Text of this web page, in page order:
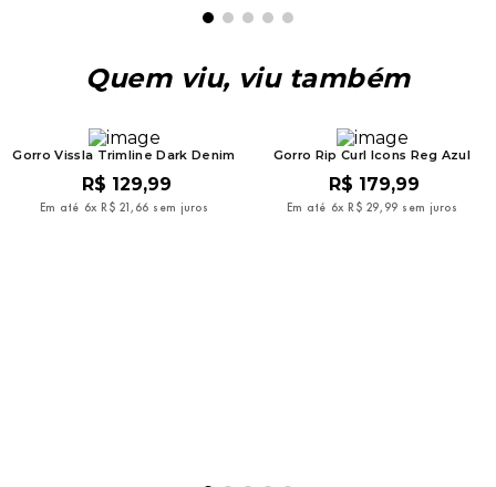
Quem viu, viu também
Gorro Vissla Trimline Dark Denim
R$ 129,99
Em até 6x R$ 21 , 66 sem juros
Gorro Rip Curl Icons Reg Azul
R$ 179,99
Em até 6x R$ 29, 99 sem juros